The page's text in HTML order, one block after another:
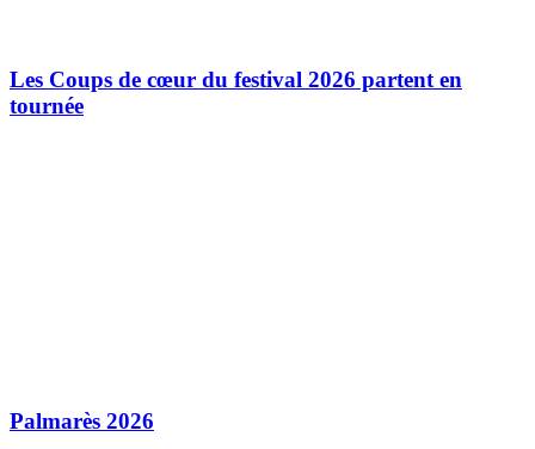
Les Coups de cœur du festival 2026 partent en
tournée
Palmarès 2026